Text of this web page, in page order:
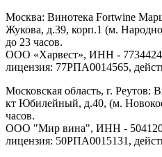
Москва: Винотека Fortwine
Жукова, д.39, корп.1 (м.
до 23 часов.
ООО «Харвест», ИНН -
лицензия: 77РПА0014565,
Московская область, г. Реутов:
кт Юбилейный, д.40, (м.
часов.
ООО "Мир вина", ИНН -
лицензия: 50РПА0015131,